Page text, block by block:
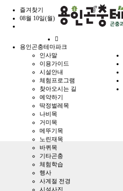
즐겨찾기
08월 10일(월)
으
용인곤충테마파크
인사말
이용가이드
시설안내
체험프로그램
찾아오시는 길
예약하기
딱정벌레목
나비목
거미목
메뚜기목
노린재목
바퀴목
기타곤충
체험학습
행사
사계절 전경
시설사진